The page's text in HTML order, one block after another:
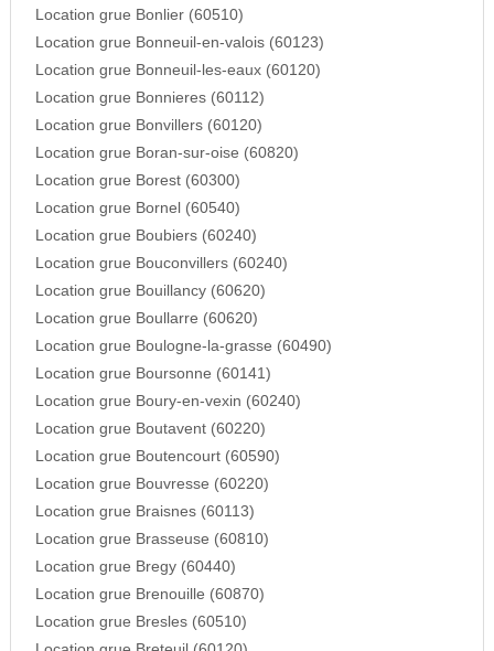
Location grue Bonlier (60510)
Location grue Bonneuil-en-valois (60123)
Location grue Bonneuil-les-eaux (60120)
Location grue Bonnieres (60112)
Location grue Bonvillers (60120)
Location grue Boran-sur-oise (60820)
Location grue Borest (60300)
Location grue Bornel (60540)
Location grue Boubiers (60240)
Location grue Bouconvillers (60240)
Location grue Bouillancy (60620)
Location grue Boullarre (60620)
Location grue Boulogne-la-grasse (60490)
Location grue Boursonne (60141)
Location grue Boury-en-vexin (60240)
Location grue Boutavent (60220)
Location grue Boutencourt (60590)
Location grue Bouvresse (60220)
Location grue Braisnes (60113)
Location grue Brasseuse (60810)
Location grue Bregy (60440)
Location grue Brenouille (60870)
Location grue Bresles (60510)